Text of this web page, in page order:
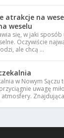
atrakcje na
weselu
się, w jaki sposób
Oczywiście
ale chcą …
w Nowym Sączu
uwagę